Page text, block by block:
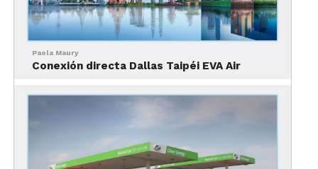
Paola Maury
Conexión directa Dallas Taipéi EVA Air